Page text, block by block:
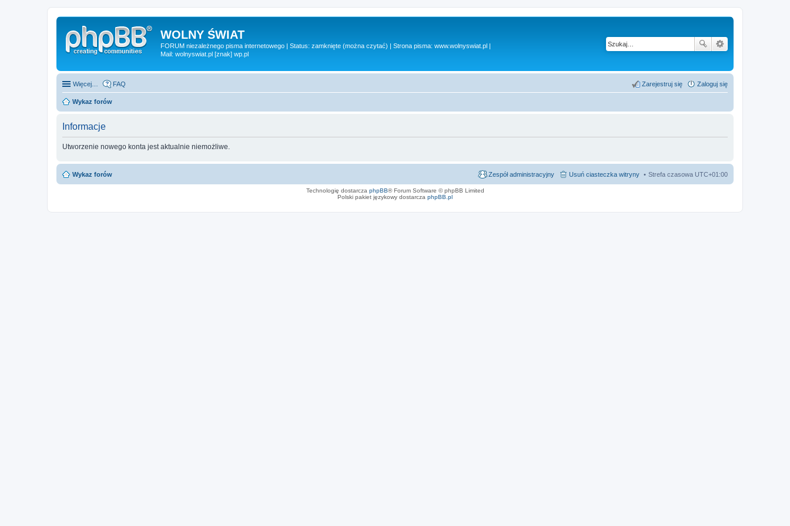
WOLNY ŚWIAT
FORUM niezależnego pisma internetowego | Status: zamknięte (można czytać) | Strona pisma: www.wolnyswiat.pl |
Mail: wolnyswiat.pl [znak] wp.pl
Więcej… FAQ Zaloguj się
Zarejestruj się
Wykaz forów
Informacje
Utworzenie nowego konta jest aktualnie niemożliwe.
Wykaz forów Strefa czasowa UTC+01:00
Usuń ciasteczka witryny
Zespół administracyjny
Technologię dostarcza phpBB® Forum Software © phpBB Limited
Polski pakiet językowy dostarcza phpBB.pl